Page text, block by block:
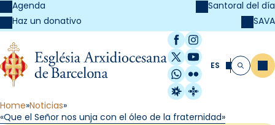
Agenda
Haz un donativo
Santoral del día
SAVA
Facebook
Instagram
X / Twitter
YouTube
WhatsApp
Flickr
Radio Estel
Catalunya
ES Buscar
Home Noticias
«Que el Señor nos unja con el óleo de la fraternidad»